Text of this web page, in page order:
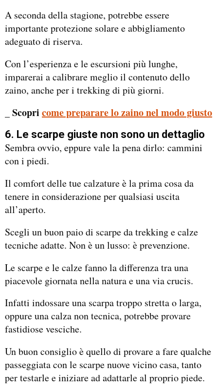
A seconda della stagione, potrebbe essere
importante protezione solare e abbigliamento
adeguato di riserva.
Con l’esperienza e le escursioni più lunghe,
imparerai a calibrare meglio il contenuto dello
zaino, anche per i trekking di più giorni.
_ Scopri come preparare lo zaino nel modo giusto
6. Le scarpe giuste non sono un dettaglio
Sembra ovvio, eppure vale la pena dirlo: cammini
con i piedi.
Il comfort delle tue calzature è la prima cosa da
tenere in considerazione per qualsiasi uscita
all’aperto.
Scegli un buon paio di scarpe da trekking e calze
tecniche adatte. Non è un lusso: è prevenzione.
Le scarpe e le calze fanno la differenza tra una
piacevole giornata nella natura e una via crucis.
Infatti indossare una scarpa troppo stretta o larga,
oppure una calza non tecnica, potrebbe provare
fastidiose vesciche.
Un buon consiglio è quello di provare a fare qualche
passeggiata con le scarpe nuove vicino casa, tanto
per testarle e iniziare ad adattarle al proprio piede.